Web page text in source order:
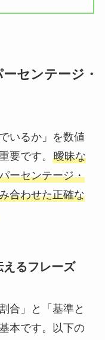
センテージ・
いるか」を数値
要です。 曖昧な
ーセンテージ・
合わせた正確な
るフレーズ
合」と「基準と
本です。以下の